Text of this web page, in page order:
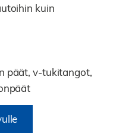
kuin
päät, v-tukitangot,